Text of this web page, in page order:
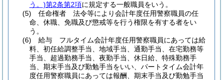
う。)第2条第2項に規定する一般職員をいう。
(5)
任命権者 法令等により会計年度任用警察職員の任
命、休職、免職及び懲戒等を行う権限を有する者をい
う。
(6)
給与 フルタイム会計年度任用警察職員にあっては給
料、初任給調整手当、地域手当、通勤手当、在宅勤務等
手当、超過勤務手当、夜勤手当、休日給、特殊勤務手
当、期末手当及び勤勉手当をいい、パートタイム会計年
度任用警察職員にあっては報酬、期末手当及び勤勉手当